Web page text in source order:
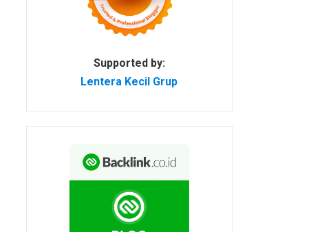
Supported by:
Lentera Kecil Grup